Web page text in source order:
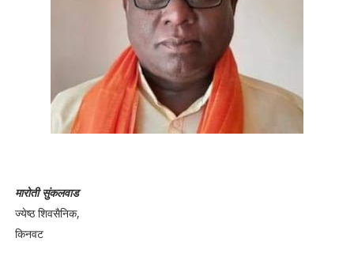
मारोती सुंकलवाड
ज्येष्ठ शिवसैनिक,
किनवट